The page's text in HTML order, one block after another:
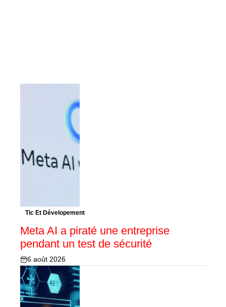
Tic Et Dévelopement
Meta AI a piraté une entreprise
pendant un test de sécurité
6 août 2026